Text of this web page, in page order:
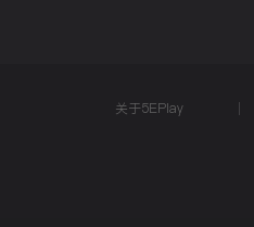
关于5EPlay